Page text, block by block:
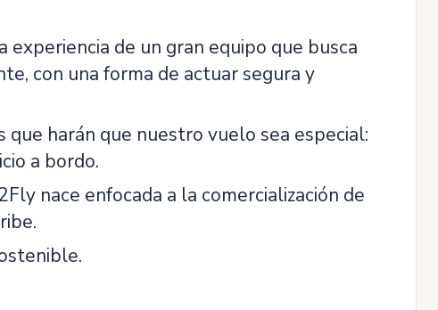
de un gran equipo que busca
con una forma de actuar segura y
harán que nuestro vuelo sea especial:
a bordo.
nace enfocada a la comercialización de